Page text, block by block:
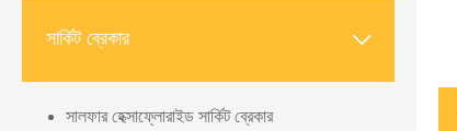
সার্কিট ব্রেকার 
সালফার হেক্সাফ্লোরাইড সার্কিট ব্রেকার